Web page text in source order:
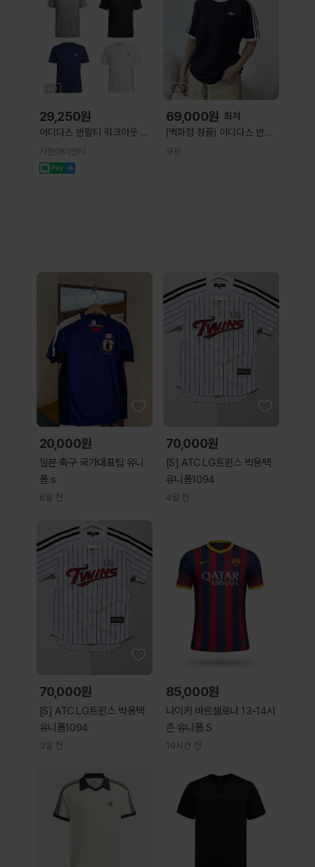
29,250원
아디다스 반팔티 워크아웃 에
센셜 베이스 3S KA3452
KC5286 KD0699
서현아이엔티
69,000원 최저
(백화점 정품) 아디다스 반팔
티셔츠 트레포일 오리지널 삼
쿠팡
20,000원
일본 축구 국가대표팀 유니
폼 s
6일 전
70,000원
[S] ATC LG트윈스 박용택
유니폼1094
4일 전
70,000원
[S] ATC LG트윈스 박용택
유니폼1094
3일 전
85,000원
나이키 바르셀로나 13-14시
즌 유니폼 S
19시간 전